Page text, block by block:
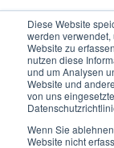
Diese Website
werden verwendet,
Website zu
nutzen diese
und um Analysen
Website und
von uns
Wenn Sie
Website nicht